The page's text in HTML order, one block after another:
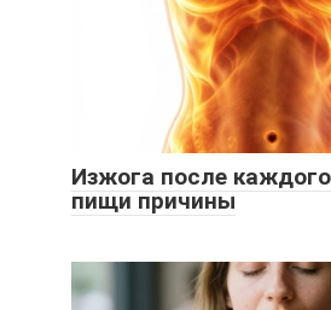
Изжога после
пищи причины